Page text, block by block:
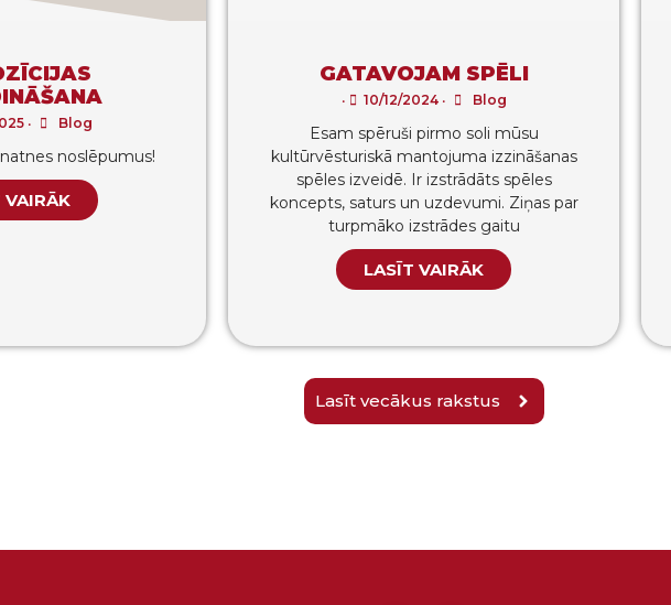
• Blog
noslēpumus!
VAIRĀK
GATAVOJAM SPĒLI
• 10/12/2024 • Blog
Esam spēruši pirmo soli mūsu
kultūrvēsturiskā mantojuma izzināšanas
spēles izveidē. Ir izstrādāts spēles
koncepts, saturs un uzdevumi. Ziņas par
turpmāko izstrādes gaitu
LASĪT VAIRĀK
Lasīt vecākus rakstus